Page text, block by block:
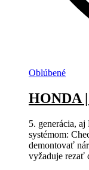
Oblúbené
HONDA |
5. generácia,
systémom:
demontovať
vyžaduje rezať